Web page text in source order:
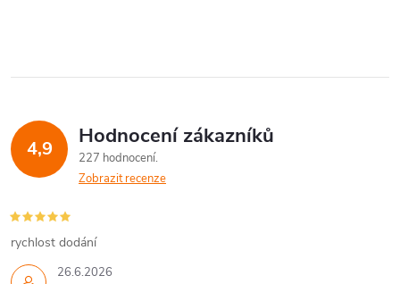
4,9 Hodnocení zákazníků
227 hodnocení
Zobrazit recenze
26.6.2026
rychlost dodání